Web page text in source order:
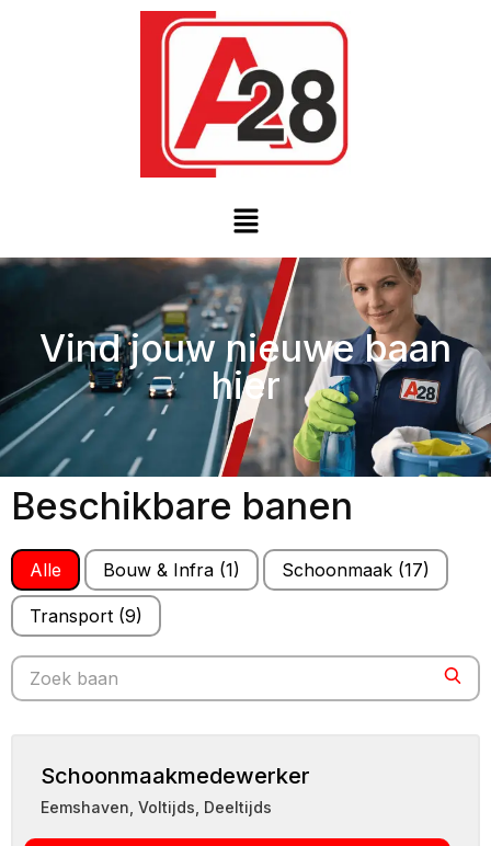
Vind jouw nieuwe baan
hier
Beschikbare banen
Alle Bouw & Infra (1) Schoonmaak (17)
Transport (9)
Search for jobs
Schoonmaakmedewerker
Eemshaven Voltijds, Deeltijds